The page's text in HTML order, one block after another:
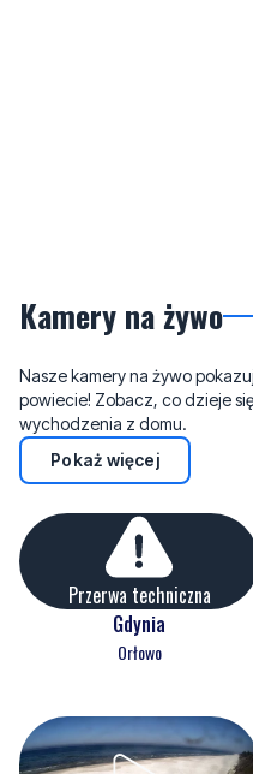
Kamery na żywo
Nasze kamery na żywo
powiecie! Zobacz, co dzieje
wychodzenia z domu.
Pokaż więcej
Przerwa techniczna
Gdynia
Orłowo